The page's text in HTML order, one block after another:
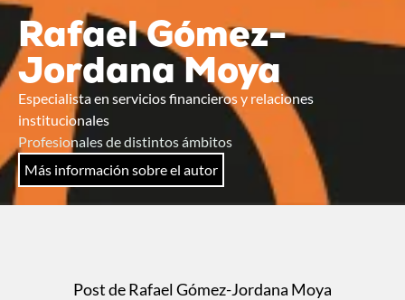
Rafael Gómez-
Jordana Moya
Especialista en servicios financieros y relaciones
institucionales
Profesionales de distintos ámbitos
Más información sobre el autor
Post de Rafael Gómez-Jordana Moya